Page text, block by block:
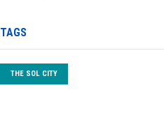
TAGS
THE SOL CITY